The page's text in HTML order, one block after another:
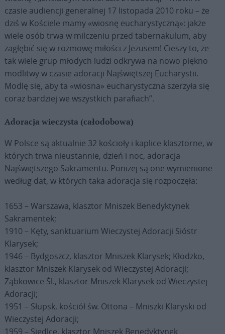
czasie audiencji generalnej 17 listopada 2010 roku – że
dziś w Kościele mamy «wiosnę eucharystyczną»: jakże
wiele osób trwa w milczeniu przed tabernakulum, aby
zagłębić się w rozmowę miłości z Jezusem! Cieszy to, że
tak wiele grup młodych ludzi odkrywa na nowo piękno
modlitwy w czasie adoracji Najświętszej Eucharystii.
Modlę się, aby ta «wiosna» eucharystyczna szerzyła się
coraz bardziej we wszystkich parafiach”.
Adoracja wieczysta (całodobowa)
W Polsce są aktualnie 32 kościoły i kaplice klasztorne, w
których trwa nieustannie, dzień i noc, adoracja
Najświętszego Sakramentu. Poniżej są one wymienione
według dat, w których taka adoracja się rozpoczęła:
1653 – Warszawa, klasztor Mniszek Benedyktynek
Sakramentek;
1910 – Kęty, sanktuarium Wieczystej Adoracji Sióstr
Klarysek;
1946 – Bydgoszcz, klasztor Mniszek Klarysek; Kłodzko,
klasztor Mniszek Klarysek od Wieczystej Adoracji;
Ząbkowice Śl., klasztor Mniszek Klarysek od Wieczystej
Adoracji;
1951 – Słupsk, kościół św. Ottona – Mniszki Klaryski od
Wieczystej Adoracji;
1959 – Siedlce, klasztor Mniszek Benedyktynek